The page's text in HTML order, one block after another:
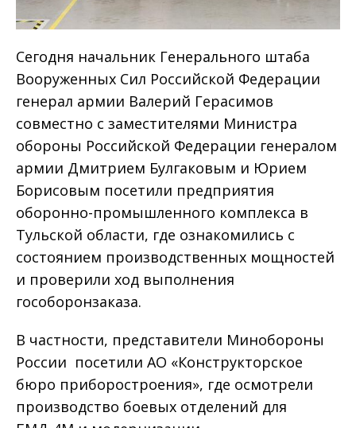
Сегодня начальник Генерального штаба
Вооруженных Сил Российской Федерации
генерал армии Валерий Герасимов
совместно с заместителями Министра
обороны Российской Федерации генералом
армии Дмитрием Булгаковым и Юрием
Борисовым посетили предприятия
оборонно-промышленного комплекса в
Тульской области, где ознакомились с
состоянием производственных мощностей
и проверили ход выполнения
гособоронзаказа.
В частности, представители Минобороны
России посетили АО «Конструкторское
бюро приборостроения», где осмотрели
производство боевых отделений для